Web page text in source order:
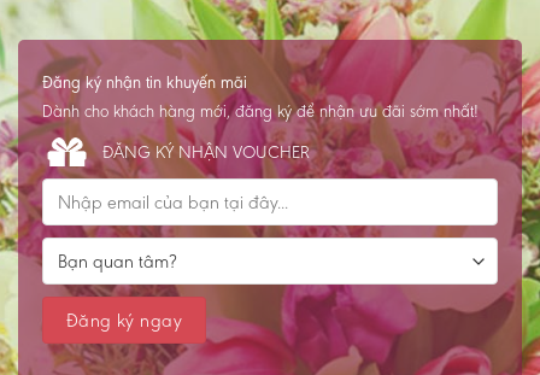
Đăng ký nhận tin khuyến mãi
Dành cho khách hàng mới, đăng ký để nhận ưu đãi sớm nhất!
ĐĂNG KÝ NHẬN VOUCHER